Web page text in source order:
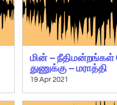
மின் – நீதிமன்றங்கள்
துணுக்கு – மராத்தி
19 Apr 2021